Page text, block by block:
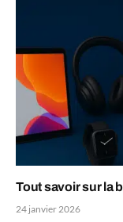
Tout savoir sur la
24 janvier 2026